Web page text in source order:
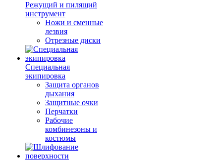
Режущий и пилящий
инструмент
Ножи и сменные
лезвия
Отрезные диски
Специальная
экипировка
Защита органов
дыхания
Защитные очки
Перчатки
Рабочие
комбинезоны и
костюмы